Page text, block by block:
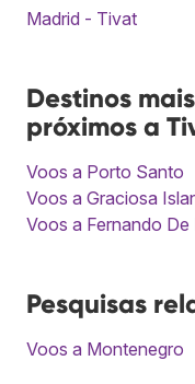
Madrid - Tivat
Destinos
próximos a
Voos a Porto Santo
Voos a Graciosa
Voos a Fernando
Pesquisas
Voos a Montenegro